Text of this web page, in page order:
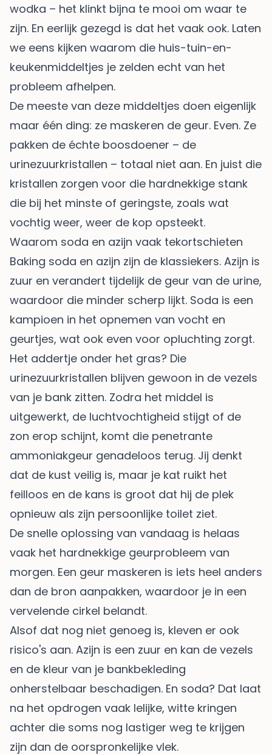
wodka – het klinkt bijna te mooi om waar te
zijn. En eerlijk gezegd is dat het vaak ook. Laten
we eens kijken waarom die huis-tuin-en-
keukenmiddeltjes je zelden echt van het
probleem afhelpen.
De meeste van deze middeltjes doen eigenlijk
maar één ding: ze maskeren de geur. Even. Ze
pakken de échte boosdoener – de
urinezuurkristallen – totaal niet aan. En juist die
kristallen zorgen voor die hardnekkige stank
die bij het minste of geringste, zoals wat
vochtig weer, weer de kop opsteekt.
Waarom soda en azijn vaak tekortschieten
Baking soda en azijn zijn de klassiekers. Azijn is
zuur en verandert tijdelijk de geur van de urine,
waardoor die minder scherp lijkt. Soda is een
kampioen in het opnemen van vocht en
geurtjes, wat ook even voor opluchting zorgt.
Het addertje onder het gras? Die
urinezuurkristallen blijven gewoon in de vezels
van je bank zitten. Zodra het middel is
uitgewerkt, de luchtvochtigheid stijgt of de
zon erop schijnt, komt die penetrante
ammoniakgeur genadeloos terug. Jij denkt
dat de kust veilig is, maar je kat ruikt het
feilloos en de kans is groot dat hij de plek
opnieuw als zijn persoonlijke toilet ziet.
De snelle oplossing van vandaag is helaas
vaak het hardnekkige geurprobleem van
morgen. Een geur maskeren is iets heel anders
dan de bron aanpakken, waardoor je in een
vervelende cirkel belandt.
Alsof dat nog niet genoeg is, kleven er ook
risico's aan. Azijn is een zuur en kan de vezels
en de kleur van je bankbekleding
onherstelbaar beschadigen. En soda? Dat laat
na het opdrogen vaak lelijke, witte kringen
achter die soms nog lastiger weg te krijgen
zijn dan de oorspronkelijke vlek.